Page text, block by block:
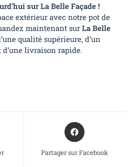
sur La Belle Façade !
extérieur avec notre pot de
maintenant surLa Belle
qualité supérieure, d’un
livraison rapide.
Partager sur Facebook